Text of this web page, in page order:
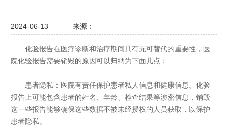
2024-06-13 来源：
化验报告在医疗诊断和治疗期间具有无可替代的重要性，医
院化验报告需要销毁的原因可以归纳为下面几点：
患者隐私：医院有责任保护患者私人信息和健康信息。化验
报告上可能包含患者的姓名、年龄、检查结果等涉密信息，销毁
这一些报告能够确保这些数据不被未经授权的人员获取，以保护
患者隐私。